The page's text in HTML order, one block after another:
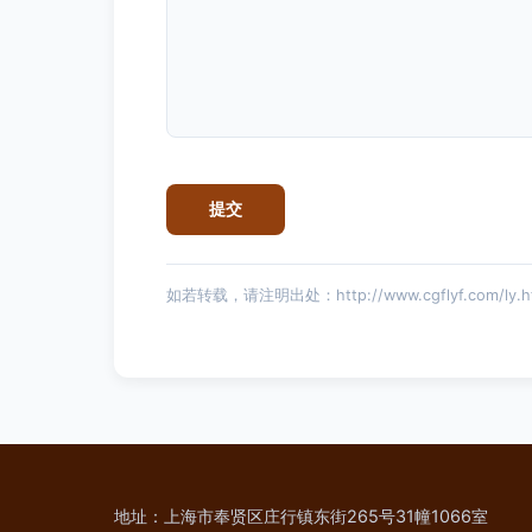
如若转载，请注明出处：http://www.cgflyf.com/
地址：上海市奉贤区庄行镇东街265号31幢1066室